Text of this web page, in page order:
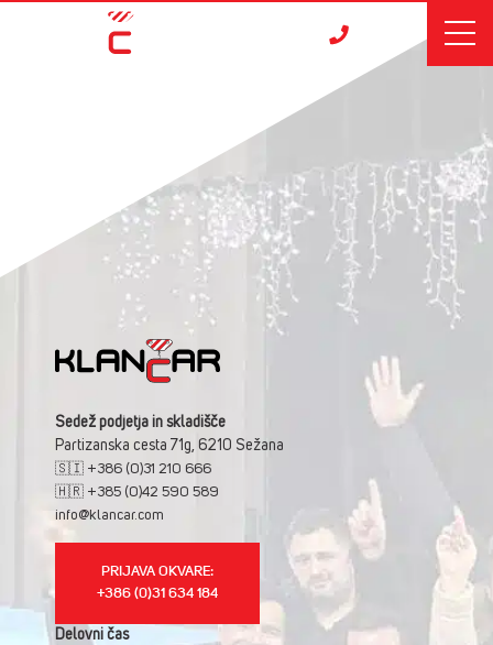
Sedež podjetja in skladišče
Partizanska cesta 71g, 6210 Sežana
🇸🇮 +386 (0)31 210 666
🇭🇷 +385 (0)42 590 589
info@klancar.com
PRIJAVA OKVARE:
+386 (0)31 634 184
Delovni čas